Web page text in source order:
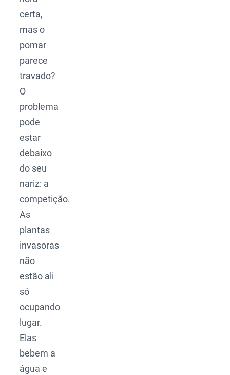
certa,
mas o
pomar
parece
travado?
O
problema
pode
estar
debaixo
do seu
nariz: a
competição.
As
plantas
invasoras
não
estão ali
só
ocupando
lugar.
Elas
bebem a
água e